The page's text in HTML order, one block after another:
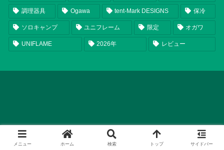
調理器具 Ogawa tent-Mark DESIGNS 保冷
ソロキャンプ ユニフレーム 限定 オガワ
UNIFLAME 2026年 レビュー
メニュー ホーム 検索 トップ サイドバー